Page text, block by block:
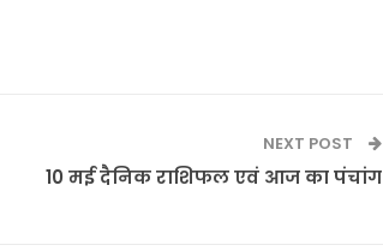
NEXT POST
10 मई दैनिक राशिफल एवं आज का पंचांग